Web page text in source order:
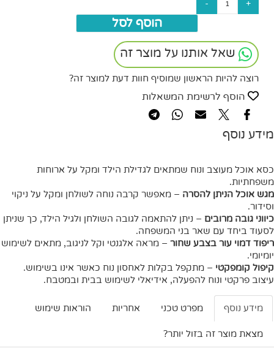
הוסף לסל
שאל אותנו על מוצר זה
רוצה להיות הראשון שמוסיף חוות דעת למוצר זה?
הוסף לרשימת המשאלות
מידע נוסף
כסא אוכל מעוצב ונוח שמתאים לגדילת הילד ומקל על ארוחות
משפחתיות.
מגש אוכל הניתן להסרה – מאפשר קרבה נוחה לשולחן ומקל על ניקוי
וסידור.
כיווני גובה מרובים – ניתן להתאמה לגובה השולחן ולגיל הילד, כך שניתן
לסעוד ביחד עם שאר בני המשפחה.
ריפוד דמוי עור בצבע שחור – מראה אלגנטי וקל לניגוב, מתאים לשימוש
יומיומי.
קיפול קומפקטי – מתקפל בקלות לאחסון נוח כאשר אינו בשימוש.
עיצוב פרקטי ונוח להפעלה, אידיאלי לשימוש בבית ובמטבח.
מידע נוסף מפרט טכני אחריות הוראות שימוש
מצאת מוצר זה בזול יותר?